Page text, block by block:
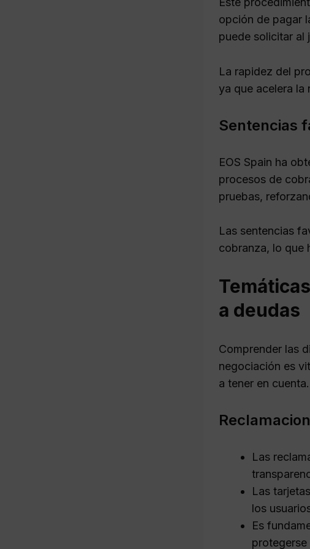
opción de pagar
puede solicitar al
La rapidez del
ya que acelera la
Sentencias
EOS Spain ha
procesos de
pruebas,
Las sentencias
cobranza, lo que
a deudas
Comprender las
negociación es
a tener en cuenta.
Las
Las
los
Es
protegerse